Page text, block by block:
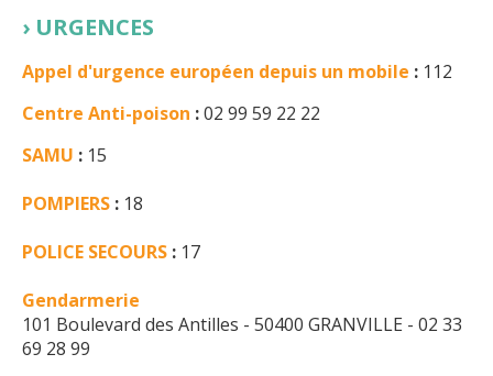
URGENCES
Appel d'urgence européen depuis un mobile : 112
Centre Anti-poison :02 99 59 22 22
SAMU : 15
POMPIERS : 18
POLICE SECOURS : 17
Gendarmerie
101 Boulevard des Antilles - 50400 GRANVILLE - 02 33
69 28 99